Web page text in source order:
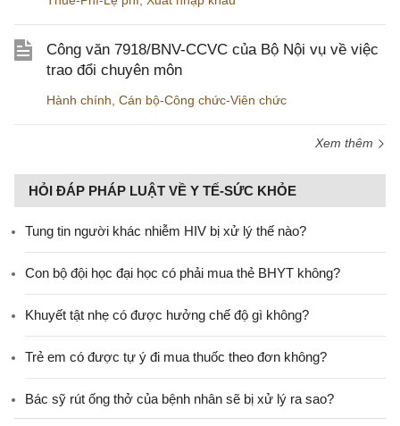
Công văn 7918/BNV-CCVC của Bộ Nội vụ về việc
trao đổi chuyên môn
Hành chính Cán bộ-Công chức-Viên chức
Xem thêm
HỎI ĐÁP PHÁP LUẬT VỀ Y TẾ-SỨC KHỎE
Tung tin người khác nhiễm HIV bị xử lý thế nào?
Con bộ đội học đại học có phải mua thẻ BHYT không?
Khuyết tật nhẹ có được hưởng chế độ gì không?
Trẻ em có được tự ý đi mua thuốc theo đơn không?
Bác sỹ rút ống thở của bệnh nhân sẽ bị xử lý ra sao?